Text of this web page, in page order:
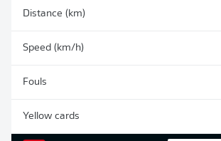
Distance (km)
Speed (km/h)
Fouls
Yellow cards